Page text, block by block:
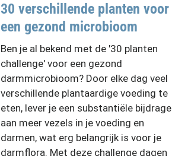
30 verschillende planten voor
een gezond microbioom
Ben je al bekend met de '30 planten
challenge' voor een gezond
darmmicrobioom? Door elke dag veel
verschillende plantaardige voeding te
eten, lever je een substantiële bijdrage
aan meer vezels in je voeding en
darmen, wat erg belangrijk is voor je
darmflora. Met deze challenge dagen